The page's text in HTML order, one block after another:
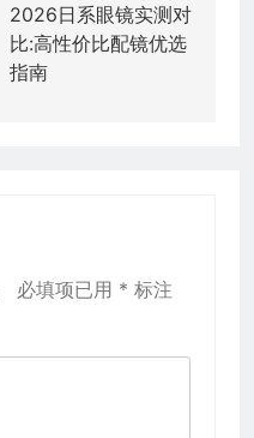
2026日系眼镜实测对
比:高性价比配镜优选
指南
必填项已用 * 标注